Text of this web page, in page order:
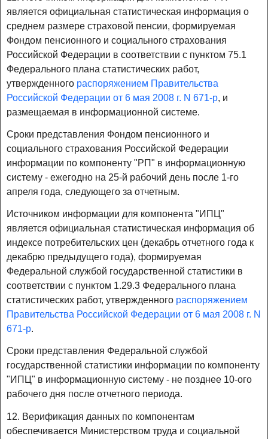
является официальная статистическая информация о
среднем размере страховой пенсии, формируемая
Фондом пенсионного и социального страхования
Российской Федерации в соответствии с пунктом 75.1
Федерального плана статистических работ,
утвержденного распоряжением Правительства
Российской Федерации от 6 мая 2008 г. N 671-р, и
размещаемая в информационной системе.
Сроки представления Фондом пенсионного и
социального страхования Российской Федерации
информации по компоненту "РП" в информационную
систему - ежегодно на 25-й рабочий день после 1-го
апреля года, следующего за отчетным.
Источником информации для компонента "ИПЦ"
является официальная статистическая информация об
индексе потребительских цен (декабрь отчетного года к
декабрю предыдущего года), формируемая
Федеральной службой государственной статистики в
соответствии с пунктом 1.29.3 Федерального плана
статистических работ, утвержденного распоряжением
Правительства Российской Федерации от 6 мая 2008 г. N
671-р.
Сроки представления Федеральной службой
государственной статистики информации по компоненту
"ИПЦ" в информационную систему - не позднее 10-ого
рабочего дня после отчетного периода.
12. Верификация данных по компонентам
обеспечивается Министерством труда и социальной